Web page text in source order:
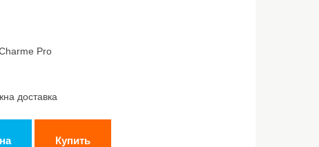
Pro
доставка
Купить